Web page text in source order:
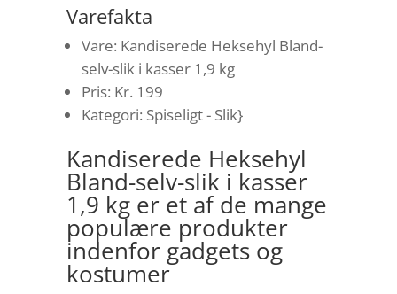
Varefakta
Vare: Kandiserede Heksehyl Bland-
selv-slik i kasser 1,9 kg
Pris: Kr. 199
Kategori: Spiseligt - Slik}
Kandiserede Heksehyl
Bland-selv-slik i kasser
1,9 kg er et af de mange
populære produkter
indenfor gadgets og
kostumer